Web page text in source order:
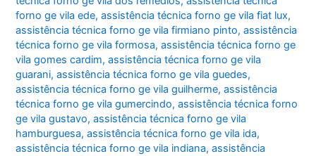
forno ge vila ede,assistência técnica forno ge vila fiat lux,
assistência técnica forno ge vila firmiano pinto,assistência
técnica forno ge vila formosa,assistência técnica forno ge
vila gomes cardim,assistência técnica forno ge vila
guarani,assistência técnica forno ge vila guedes,
assistência técnica forno ge vila guilherme,assistência
técnica forno ge vila gumercindo,assistência técnica forno
ge vila gustavo,assistência técnica forno ge vila
hamburguesa,assistência técnica forno ge vila ida,
assistência técnica forno ge vila indiana,assistência